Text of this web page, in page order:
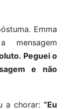
Emma
mensagem
Peguei o
e não
a chorar: “Eu